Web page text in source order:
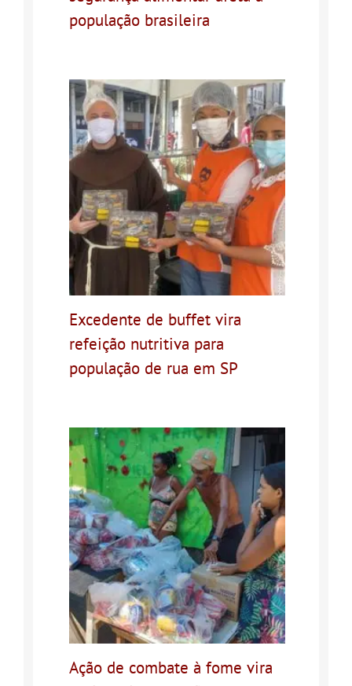
população brasileira
Excedente de buffet vira
refeição nutritiva para
população de rua em SP
Ação de combate à fome vira